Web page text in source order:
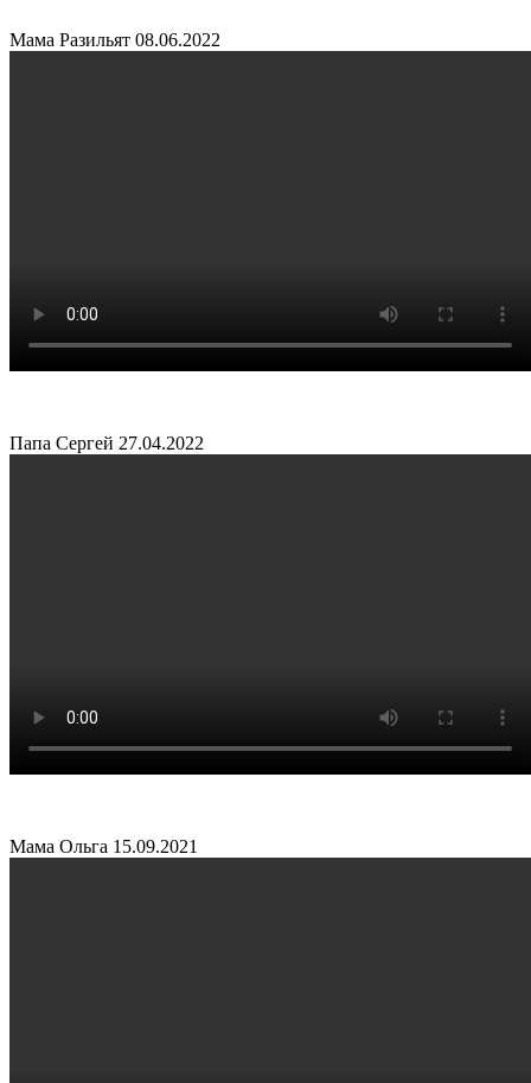
Мама Разильят 08.06.2022
Папа Сергей 27.04.2022
Мама Ольга 15.09.2021